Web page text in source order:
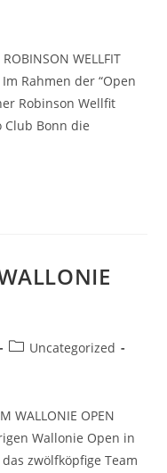
WELLFIT
Rahmen der “Open
Robinson Wellfit
Club Bonn die
Beitrags-
Uncategorized
WALLONIE OPEN
Wallonie Open in
zwölfköpfige Team